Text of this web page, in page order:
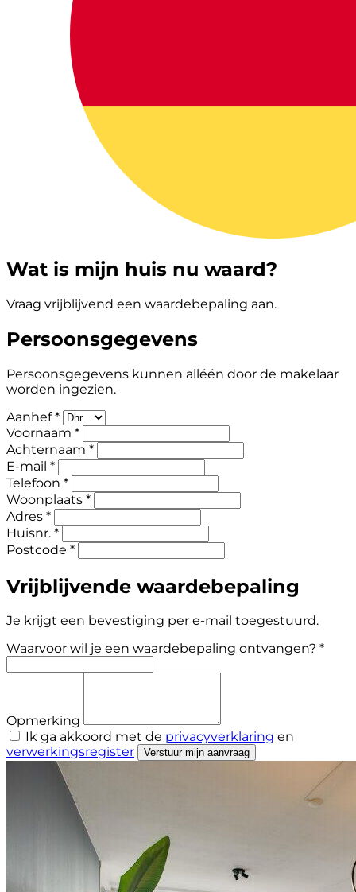
Wat is mijn huis nu waard?
Vraag vrijblijvend een waardebepaling aan.
Persoonsgegevens
Persoonsgegevens kunnen alléén door de makelaar
worden ingezien.
Aanhef *
Voornaam *
Achternaam *
E-mail *
Telefoon *
Woonplaats *
Adres *
Huisnr. *
Postcode *
Vrijblijvende waardebepaling
Je krijgt een bevestiging per e-mail toegestuurd.
Waarvoor wil je een waardebepaling ontvangen? *
Opmerking
Ik ga akkoord met de privacyverklaring en
verwerkingsregister
Verstuur mijn aanvraag